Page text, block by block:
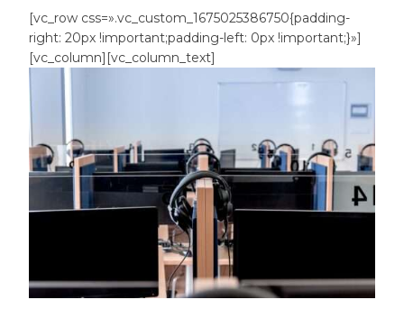
[vc_row css=».vc_custom_1675025386750{padding-
right: 20px !important;padding-left: 0px !important;}»]
[vc_column][vc_column_text]